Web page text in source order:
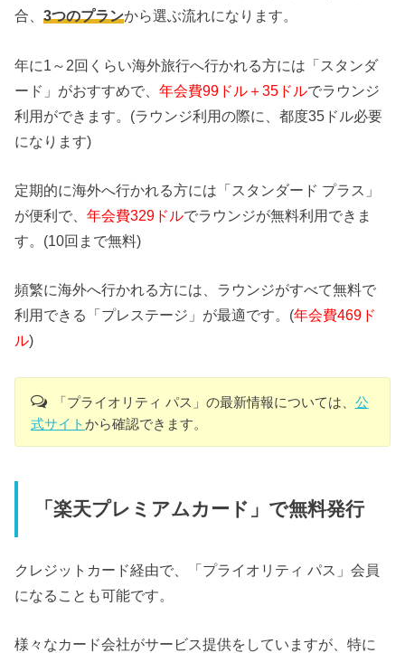
合、3つのプランから選ぶ流れになります。
年に1～2回くらい海外旅行へ行かれる方には「スタンダ
ード」がおすすめで、年会費99ドル＋35ドルでラウンジ
利用ができます。(ラウンジ利用の際に、都度35ドル必要
になります)
定期的に海外へ行かれる方には「スタンダード プラス」
が便利で、年会費329ドルでラウンジが無料利用できま
す。(10回まで無料)
頻繁に海外へ行かれる方には、ラウンジがすべて無料で
利用できる「プレステージ」が最適です。(年会費469ド
ル)
「プライオリティ パス」の最新情報については、 公
式サイトから確認できます。
「楽天プレミアムカード」で無料発行
クレジットカード経由で、「プライオリティ パス」会員
になることも可能です。
様々なカード会社がサービス提供をしていますが、特に